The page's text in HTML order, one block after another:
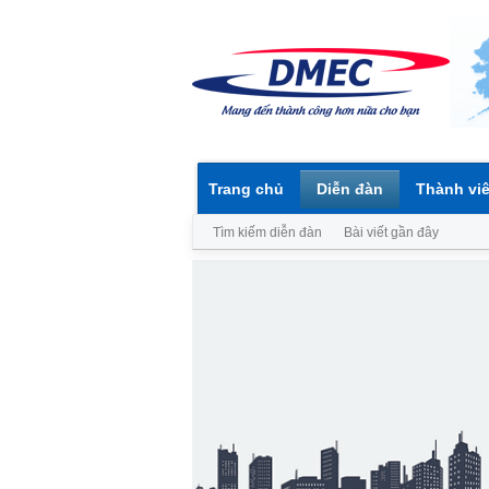
Trang chủ Diễn đàn
Tìm kiếm diễn đàn Bài viết gần đây
Thành